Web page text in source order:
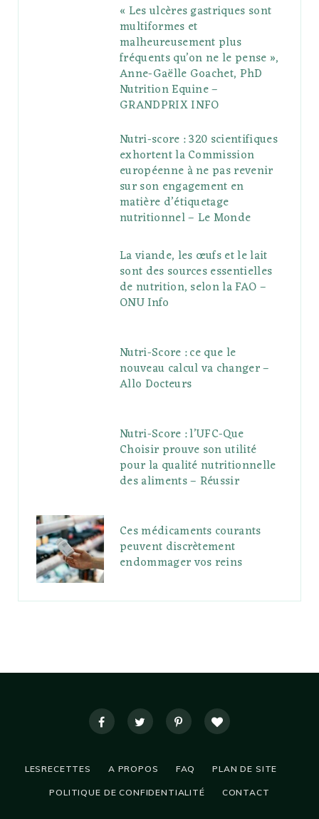
« Les ulcères gastriques sont
multiformes et
malheureusement plus
fréquents qu’on ne le pense »,
Anne-Gaëlle Goachet, PhD
Nutrition Equine –
GRANDPRIX INFO
Nutri-score : 320 scientifiques
exhortent la Commission
européenne à ne pas revenir
sur son engagement en
matière d’étiquetage
nutritionnel – Le Monde
La viande, les œufs et le lait
sont des sources essentielles
de nutrition, selon la FAO –
ONU Info
Nutri-Score : ce que le
nouveau calcul va changer –
Allo Docteurs
Nutri-Score : l’UFC-Que
Choisir prouve son utilité
pour la qualité nutritionnelle
des aliments – Réussir
Ces médicaments courants
peuvent discrètement
endommager vos reins
LESRECETTES A PROPOS FAQ PLAN DE SITE
POLITIQUE DE CONFIDENTIALITÉ CONTACT